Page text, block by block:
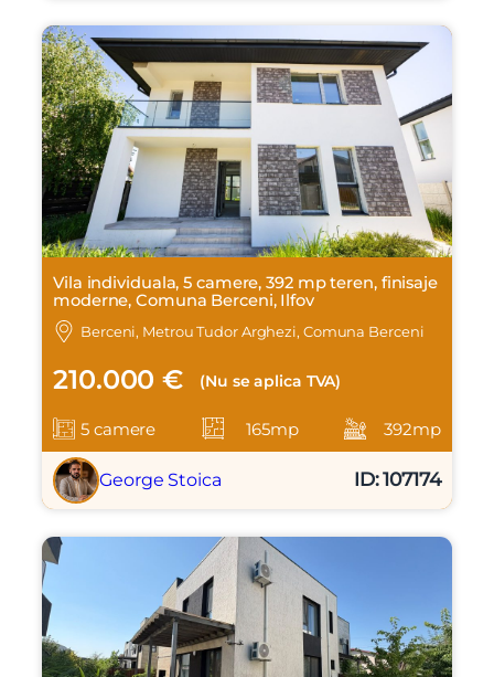
Vila individuala, 5 camere, 392 mp teren, finisaje
moderne, Comuna Berceni, Ilfov
Berceni, Metrou Tudor Arghezi, Comuna Berceni
210.000 € (Nu se aplica TVA)
5 camere 165mp 392mp
George Stoica ID: 107174